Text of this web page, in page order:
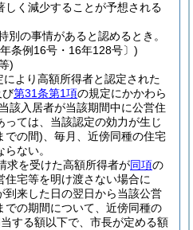
しく減少することが予想される
別の事情があると認めるとき。
条例16号・16年128号〕)
)
により高額所得者と認定された
び第31条第1項の規定にかかわら
該入居者が当該期間中に公営住
ては、当該認定の効力が生じ
での間) 、毎月、近傍同種の住宅
ない。
求を受けた高額所得者が同項の
宅等を明け渡さない場合に
到来した日の翌日から当該公営
での期間について、近傍同種の
する額以下で、市長が定める額